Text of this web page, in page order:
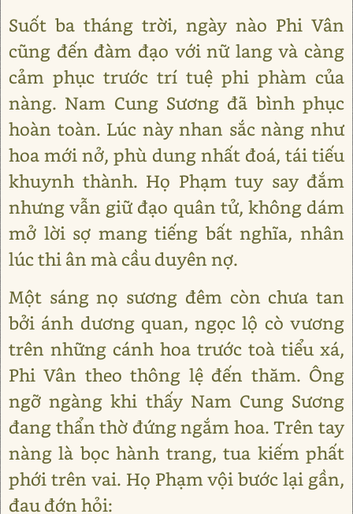
Suốt ba tháng trời, ngày nào Phi Vân
cũng đến đàm đạo với nữ lang và càng
cảm phục trước trí tuệ phi phàm của
nàng. Nam Cung Sương đã bình phục
hoàn toàn. Lúc này nhan sắc nàng như
hoa mới nở, phù dung nhất đoá, tái tiếu
khuynh thành. Họ Phạm tuy say đắm
nhưng vẫn giữ đạo quân tử, không dám
mở lời sợ mang tiếng bất nghĩa, nhân
lúc thi ân mà cầu duyên nợ.
Một sáng nọ sương đêm còn chưa tan
bởi ánh dương quan, ngọc lộ cò vương
trên những cánh hoa trước toà tiểu xá,
Phi Vân theo thông lệ đến thăm. Ông
ngỡ ngàng khi thấy Nam Cung Sương
đang thẩn thờ đứng ngắm hoa. Trên tay
nàng là bọc hành trang, tua kiếm phất
phới trên vai. Họ Phạm vội bước lại gần,
đau đớn hỏi: